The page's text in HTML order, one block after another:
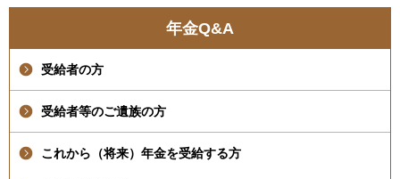
年金Q&A
受給者の方
受給者等のご遺族の方
これから（将来）年金を受給する方